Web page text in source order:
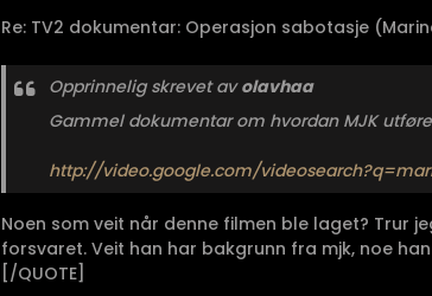
Re: TV2 dokumentar: Operasjon sabotasje
Opprinnelig skrevet avolavhaa
Gammel dokumentar om hvordan MJK
http://video.google.com/
Noen som veit når denne filmen ble laget? Trur
forsvaret. Veit han har bakgrunn fra mjk, noe han
[/QUOTE]